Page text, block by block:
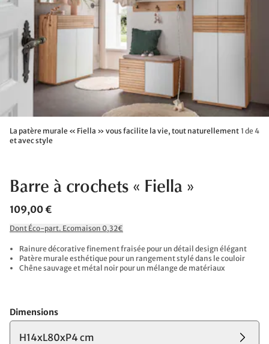
La patère murale « Fiella » vous facilite la vie, tout naturellement
et avec style
1 de 4
Barre à crochets « Fiella »
109,00 €
Dont Éco-part. Ecomaison 0,32€
Rainure décorative finement fraisée pour un détail design élégant
Patère murale esthétique pour un rangement stylé dans le couloir
Chêne sauvage et métal noir pour un mélange de matériaux
Dimensions
H14xL80xP4 cm